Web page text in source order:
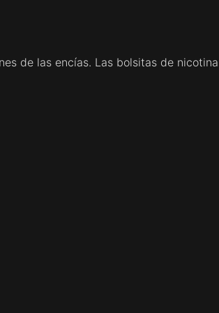
de las encías. Las bolsitas de nicotina